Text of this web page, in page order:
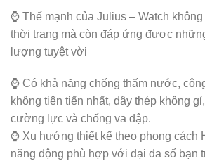
⌚️ Thế mạnh của Julius – Watch
thời trang mà còn đáp ứng được
lượng tuyệt vời
⌚️ Có khả năng chống thấm nước,
không tiên tiến nhất, dây thép không
cường lực và chống va đập.
⌚️ Xu hướng thiết kế theo phong cách
năng động phù hợp với đại đa số bạn